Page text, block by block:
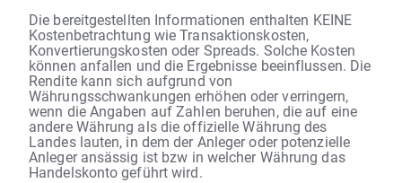
Die bereitgestellten Informationen enthalten KEINE
Kostenbetrachtung wie Transaktionskosten,
Konvertierungskosten oder Spreads. Solche Kosten
können anfallen und die Ergebnisse beeinflussen. Die
Rendite kann sich aufgrund von
Währungsschwankungen erhöhen oder verringern,
wenn die Angaben auf Zahlen beruhen, die auf eine
andere Währung als die offizielle Währung des
Landes lauten, in dem der Anleger oder potenzielle
Anleger ansässig ist bzw in welcher Währung das
Handelskonto geführt wird.